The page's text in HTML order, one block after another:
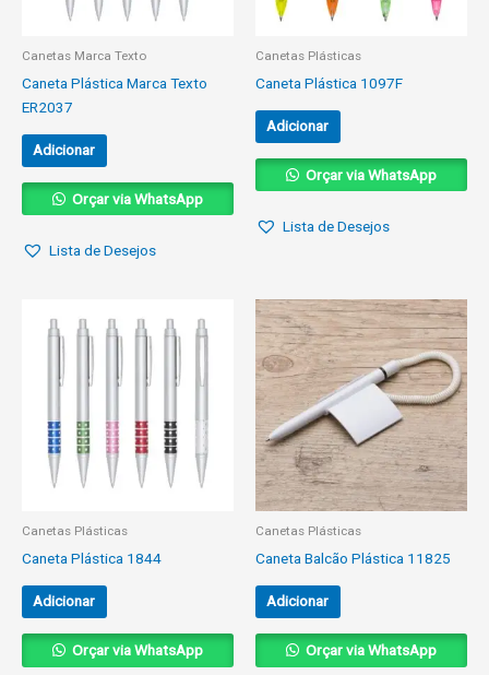
Canetas Marca Texto
Caneta Plástica Marca Texto
ER2037
Adicionar
Orçar via WhatsApp
Lista de Desejos
Canetas Plásticas
Caneta Plástica 1097F
Adicionar
Orçar via WhatsApp
Lista de Desejos
Canetas Plásticas
Caneta Plástica 1844
Adicionar
Orçar via WhatsApp
Canetas Plásticas
Caneta Balcão Plástica 11825
Adicionar
Orçar via WhatsApp